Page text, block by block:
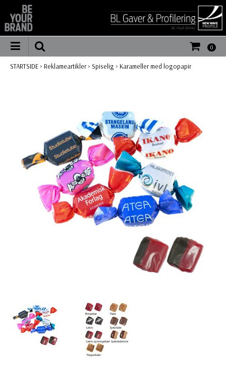
0
STARTSIDE> Reklameartikler> Spiselig > Karameller med logopapir